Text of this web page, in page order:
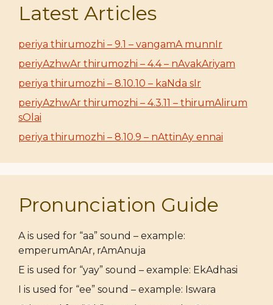
Latest Articles
periya thirumozhi – 9.1 – vangamA munnIr
periyAzhwAr thirumozhi – 4.4 – nAvakAriyam
periya thirumozhi – 8.10.10 – kaNda sIr
periyAzhwAr thirumozhi – 4.3.11 – thirumAlirum
sOlai
periya thirumozhi – 8.10.9 – nAttinAy ennai
Pronunciation Guide
A is used for “aa” sound – example:
emperumAnAr, rAmAnuja
E is used for “yay” sound – example: EkAdhasi
I is used for “ee” sound – example: Iswara